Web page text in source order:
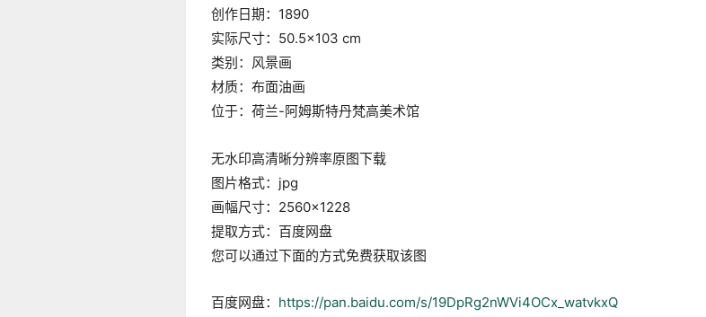
创作日期：1890
实际尺寸：50.5×103 cm
类别：风景画
材质：布面油画
位于：荷兰-阿姆斯特丹梵高美术馆
无水印高清晰分辨率原图下载
图片格式：jpg
画幅尺寸：2560×1228
提取方式：百度网盘
您可以通过下面的方式免费获取该图
百度网盘： https://pan.baidu.com/s/19DpRg2nWVi4OCx_watvkxQ